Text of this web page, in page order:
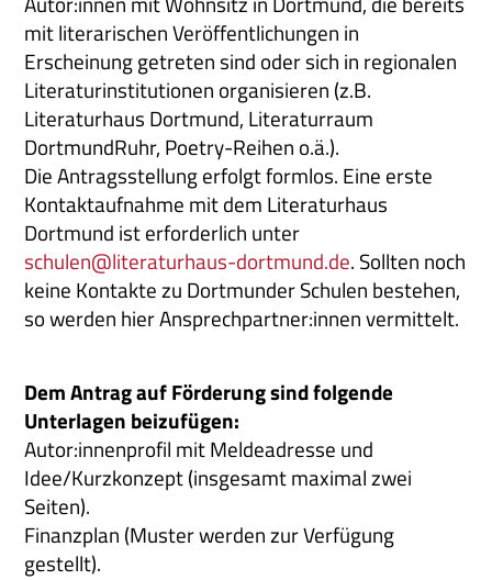
mit literarischen Veröffentlichungen in
Erscheinung getreten sind oder sich in regionalen
Literaturinstitutionen organisieren (z.B.
Literaturhaus Dortmund, Literaturraum
DortmundRuhr, Poetry-Reihen o.ä.).
Die Antragsstellung erfolgt formlos. Eine erste
Kontaktaufnahme mit dem Literaturhaus
Dortmund ist erforderlich unter
schulen@literaturhaus-dortmund.de. Sollten noch
keine Kontakte zu Dortmunder Schulen bestehen,
so werden hier Ansprechpartner:innen vermittelt.
Dem Antrag auf Förderung sind folgende
Unterlagen beizufügen:
Autor:innenprofil mit Meldeadresse und
Idee/Kurzkonzept (insgesamt maximal zwei
Seiten).
Finanzplan (Muster werden zur Verfügung
gestellt).